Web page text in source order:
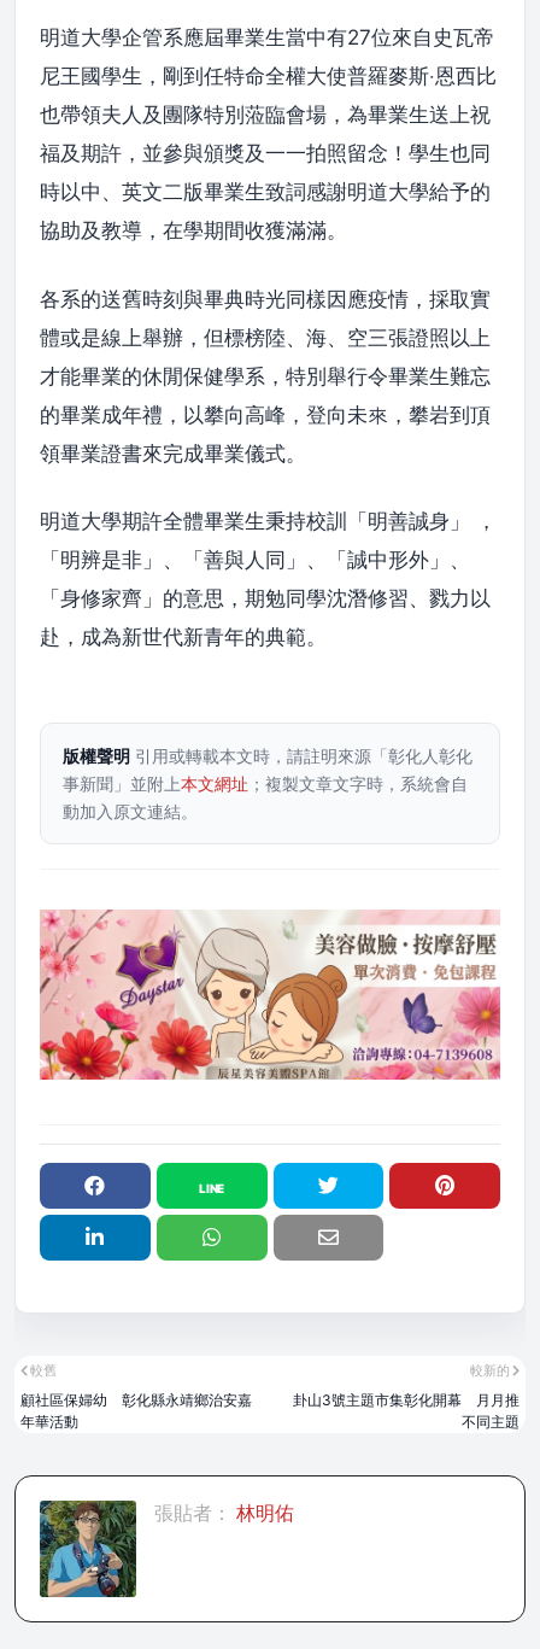
明道大學企管系應屆畢業生當中有27位來自史瓦帝
尼王國學生，剛到任特命全權大使普羅麥斯‧恩西比
也帶領夫人及團隊特別蒞臨會場，為畢業生送上祝
福及期許，並參與頒獎及一一拍照留念！學生也同
時以中、英文二版畢業生致詞感謝明道大學給予的
協助及教導，在學期間收獲滿滿。
各系的送舊時刻與畢典時光同樣因應疫情，採取實
體或是線上舉辦，但標榜陸、海、空三張證照以上
才能畢業的休閒保健學系，特別舉行令畢業生難忘
的畢業成年禮，以攀向高峰，登向未來，攀岩到頂
領畢業證書來完成畢業儀式。
明道大學期許全體畢業生秉持校訓「明善誠身」 ，
「明辨是非」、「善與人同」、「誠中形外」、
「身修家齊」的意思，期勉同學沈潛修習、戮力以
赴，成為新世代新青年的典範。
版權聲明 引用或轉載本文時，請註明來源「彰化人彰化
事新聞」並附上本文網址 ；複製文章文字時，系統會自
動加入原文連結。
較新的
卦山3號主題市集彰化開幕 月月推
不同主題
較舊
顧社區保婦幼 彰化縣永靖鄉治安嘉
年華活動
張貼者： 林明佑